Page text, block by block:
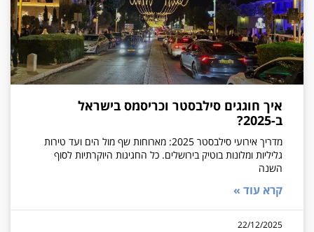
איך חוגגים סילבסטר וכריסמס בישראל
ב-2025?
מדריך אירועי סילבסטר 2025: מארוחות שף מול הים ועד טירות
גליליות ומלונות בוטיק בירושלים. כל החגיגות היוקרתיות לסוף
השנה
קרא עוד »
22/12/2025